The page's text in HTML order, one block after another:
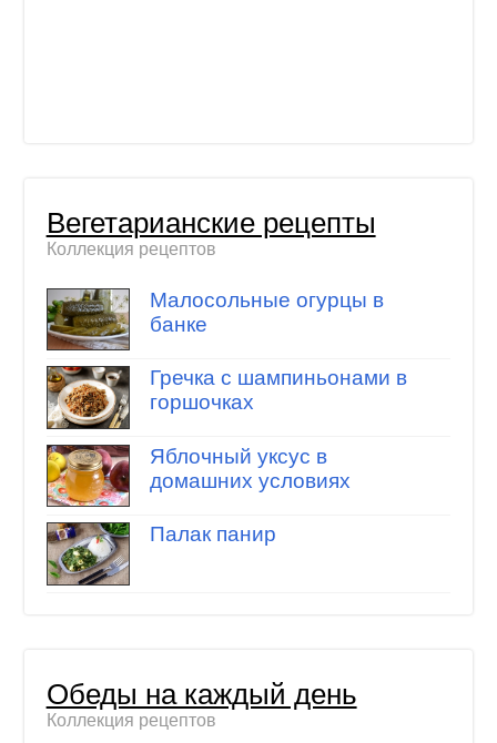
Вегетарианские рецепты
Коллекция рецептов
Малосольные огурцы в
банке
Гречка с шампиньонами в
горшочках
Яблочный уксус в
домашних условиях
Палак панир
Обеды на каждый день
Коллекция рецептов